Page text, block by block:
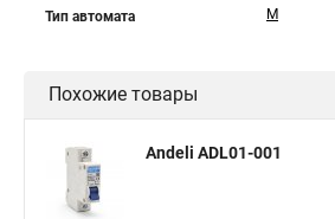
Тип автомата М
Похожие товары
Andeli ADL01-001